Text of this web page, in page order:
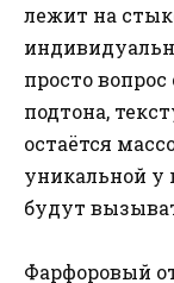
лежит на
просто
подтона,
остаётся
уникальной у
будут
Фарфоровый